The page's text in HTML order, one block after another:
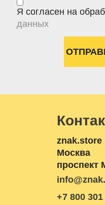
Я согласен на
данных
znak.store
Москва
проспект
+7 800 301